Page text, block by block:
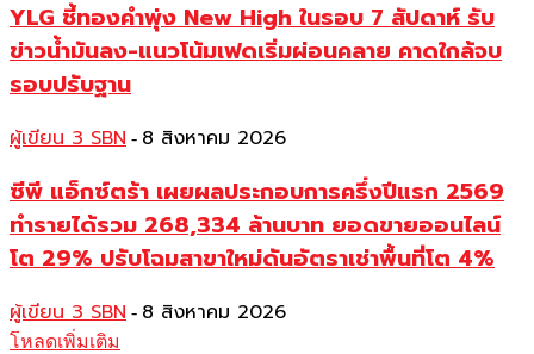
YLG ชี้ทองคำพุ่ง New High ในรอบ 7 สัปดาห์ รับ
ข่าวน้ำมันลง-แนวโน้มเฟดเริ่มผ่อนคลาย คาดใกล้จบ
รอบปรับฐาน
ผู้เขียน 3 SBN - 8 สิงหาคม 2026
ซีพี แอ็กซ์ตร้า เผยผลประกอบการครึ่งปีแรก 2569
ทำรายได้รวม 268,334 ล้านบาท ยอดขายออนไลน์
โต 29% ปรับโฉมสาขาใหม่ดันอัตราเช่าพื้นที่โต 4%
ผู้เขียน 3 SBN - 8 สิงหาคม 2026
โหลดเพิ่มเติม